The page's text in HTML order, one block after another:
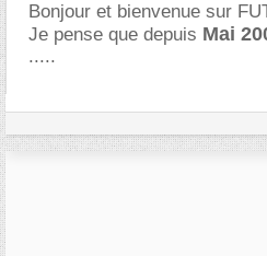
Bonjour et bienvenue sur
Je pense que depuis Mai
.....